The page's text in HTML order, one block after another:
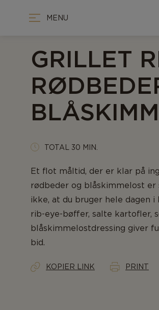
MENU
GRILLET
TOTAL 30 MIN.
Et flot måltid, der er klar på
rødbeder og blåskimmelost
ikke, at du bruger hele dagen
rib-eye-bøffer, salte kartofler,
blåskimmelostdressing giver
bid.
KOPIER LINK PRINT